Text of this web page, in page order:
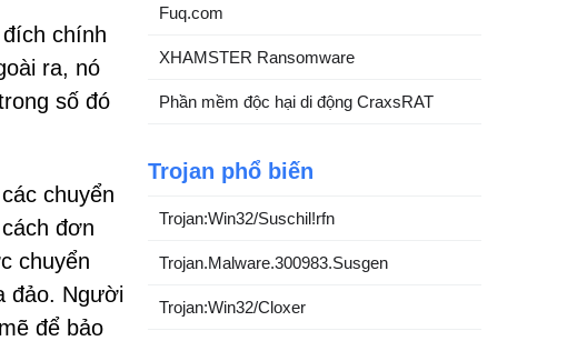
chính
ra, nó
số đó
chuyển
đơn
chuyển
đảo. Người
để bảo
Fuq.com
XHAMSTER Ransomware
Phần mềm độc hại di động CraxsRAT
Trojan phổ biến
Trojan:Win32/Suschil!rfn
Trojan.Malware.300983.Susgen
Trojan:Win32/Cloxer